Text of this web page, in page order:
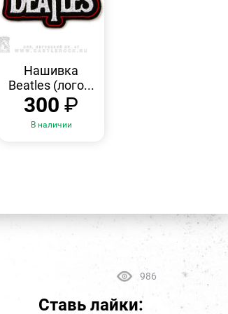
Нашивка
Beatles (лого...
300₽
В наличии
986
Ставь лайки: